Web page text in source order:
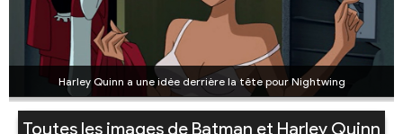
Harley Quinn a une idée derrière la tête pour Nightwing
Toutes les images de Batman et Harley Quinn